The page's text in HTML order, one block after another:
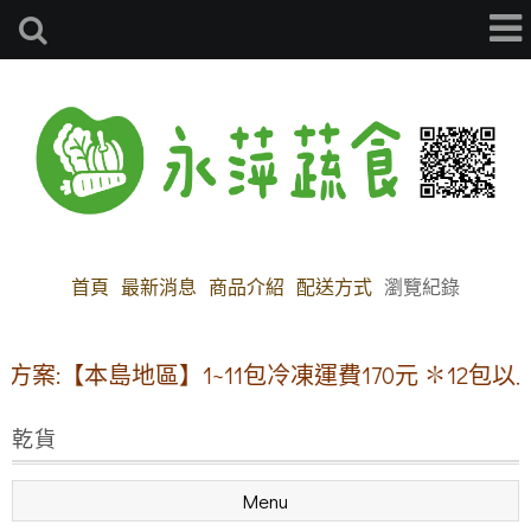
首頁 最新消息 商品介紹 配送方式 瀏覽紀錄
:【本島地區】1~11包冷凍運費170元 ✽12包以上
乾貨
Menu